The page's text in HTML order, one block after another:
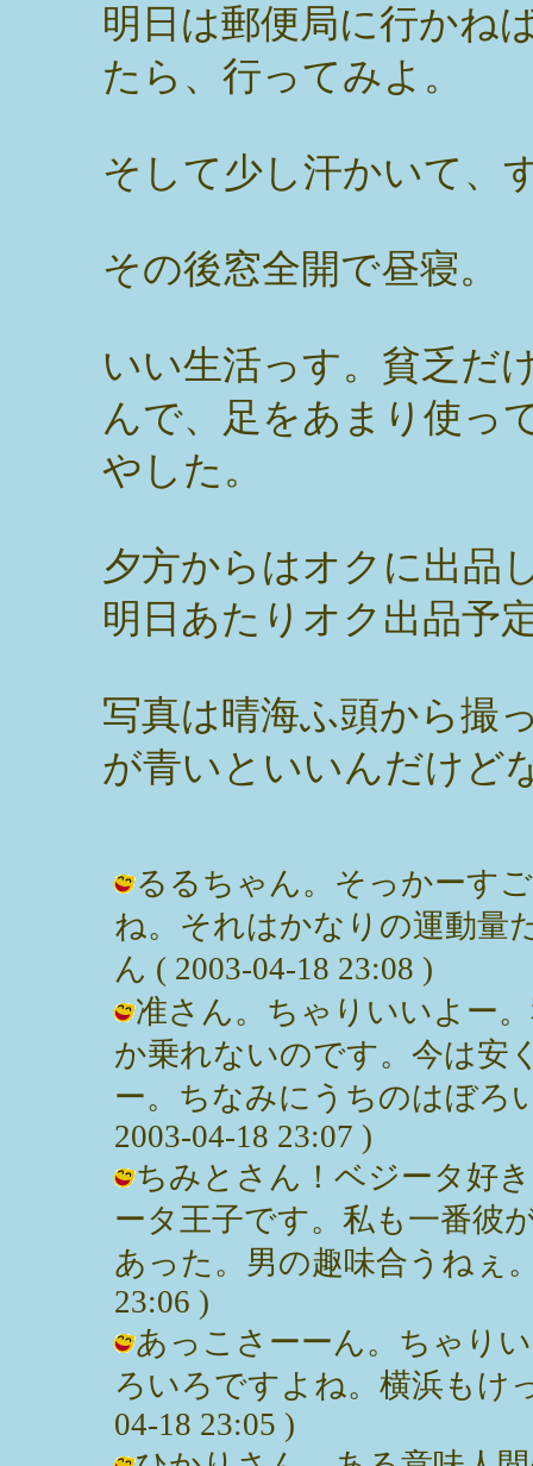
明日は郵便局に行かね
たら、行ってみよ。
そして少し汗かいて、
その後窓全開で昼寝。
いい生活っす。貧乏だ
んで、足をあまり使っ
やした。
夕方からはオクに出品
明日あたりオク出品予
写真は晴海ふ頭から撮
が青いといいんだけど
るるちゃん。そっかーす
ね。それはかなりの運動量
ん ( 2003-04-18 23:08 )
准さん。ちゃりいいよー
か乗れないのです。今は安
ー。ちなみにうちのはぼろ
2003-04-18 23:07 )
ちみとさん！ベジータ好
ータ王子です。私も一番彼
あった。男の趣味合うねぇ
23:06 )
あっこさーーん。ちゃり
ろいろですよね。横浜もけ
04-18 23:05 )